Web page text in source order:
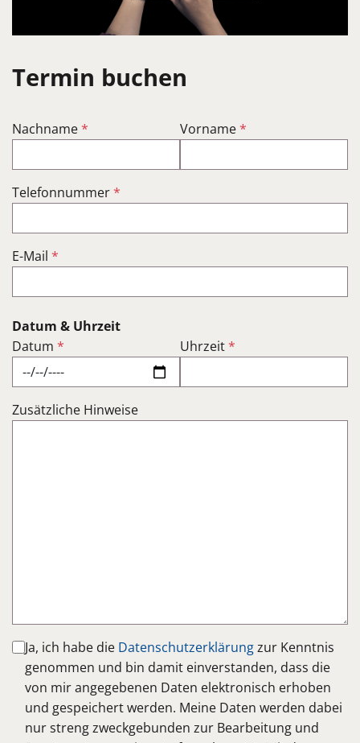
Termin buchen
Nachname* Vorname*
Telefonnummer*
E-Mail *
Datum & Uhrzeit
Datum * Uhrzeit*
Zusätzliche Hinweise
Ja, ich habe die Datenschutzerklärungzur Kenntnis
genommen und bin damit einverstanden, dass die
von mir angegebenen Daten elektronisch erhoben
und gespeichert werden. Meine Daten werden dabei
nur streng zweckgebunden zur Bearbeitung und